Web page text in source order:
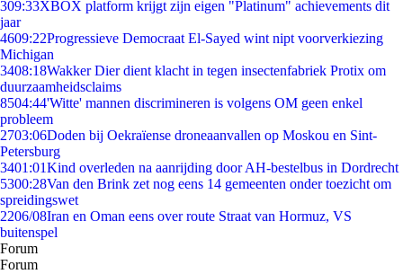
309:33XBOX platform krijgt zijn eigen "Platinum" achievements dit
jaar
4609:22Progressieve Democraat El-Sayed wint nipt voorverkiezing
Michigan
3408:18Wakker Dier dient klacht in tegen insectenfabriek Protix om
duurzaamheidsclaims
8504:44'Witte' mannen discrimineren is volgens OM geen enkel
probleem
2703:06Doden bij Oekraïense droneaanvallen op Moskou en Sint-
Petersburg
3401:01Kind overleden na aanrijding door AH-bestelbus in Dordrecht
5300:28Van den Brink zet nog eens 14 gemeenten onder toezicht om
spreidingswet
2206/08Iran en Oman eens over route Straat van Hormuz, VS
buitenspel
Forum
Forum